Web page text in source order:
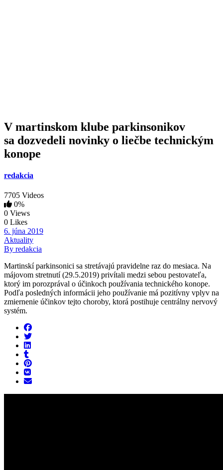
V martinskom klube parkinsonikov
sa dozvedeli novinky o liečbe technickým
konope
redakcia
7705 Videos
0%
0 Views
0 Likes
6. júna 2019
Aktuality
By redakcia
Martinskí parkinsonici sa stretávajú pravidelne raz do mesiaca. Na
májovom stretnutí (29.5.2019) privítali medzi sebou pestovateľa,
ktorý im porozprával o účinkoch používania technického konope.
Podľa posledných informácii jeho používanie má pozitívny vplyv na
zmiernenie účinkov tejto choroby, ktorá postihuje centrálny nervový
systém.